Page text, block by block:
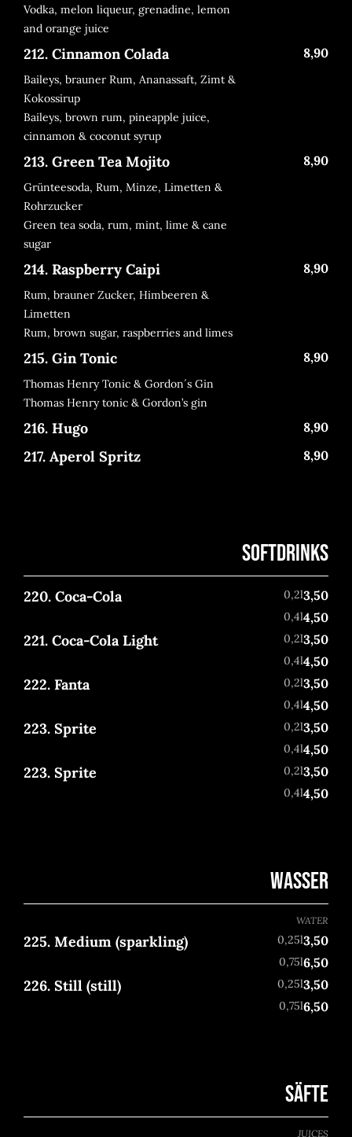
Vodka, melon liqueur, grenadine, lemon
and orange juice
212. Cinnamon Colada
Baileys, brauner Rum, Ananassaft, Zimt &
Kokossirup
Baileys, brown rum, pineapple juice,
cinnamon & coconut syrup
8,90
213. Green Tea Mojito
Grünteesoda, Rum, Minze, Limetten &
Rohrzucker
Green tea soda, rum, mint, lime & cane
sugar
8,90
214. Raspberry Caipi
Rum, brauner Zucker, Himbeeren &
Limetten
Rum, brown sugar, raspberries and limes
8,90
215. Gin Tonic
Thomas Henry Tonic & Gordon´s Gin
Thomas Henry tonic & Gordon’s gin
8,90
216. Hugo 8,90
217. Aperol Spritz 8,90
SOFTDRINKS
220. Coca-Cola 0,2l3,50
0,4l4,50
221. Coca-Cola Light 0,2l3,50
0,4l4,50
222. Fanta 0,2l3,50
0,4l4,50
223. Sprite 0,2l3,50
0,4l4,50
223. Sprite 0,2l3,50
0,4l4,50
WASSER
WATER
225. Medium (sparkling) 0,25l3,50
0,75l6,50
226. Still (still) 0,25l3,50
0,75l6,50
SÄFTE
JUICES